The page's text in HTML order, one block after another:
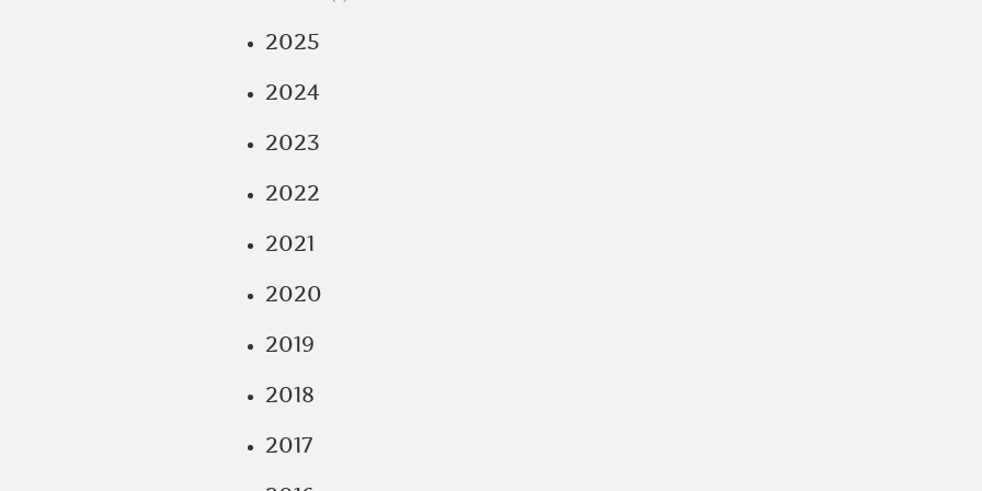
2025
2024
2023
2022
2021
2020
2019
2018
2017